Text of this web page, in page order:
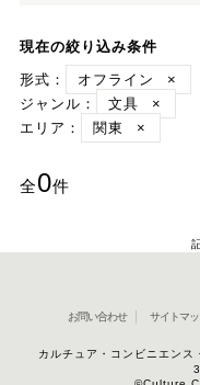
現在の絞り込み条件
形式：
オフライン
×
ジャンル：
文具
×
エリア：
関東 ×
全0件
お問い合わせ サイトマ
カルチュア・コンビニエン